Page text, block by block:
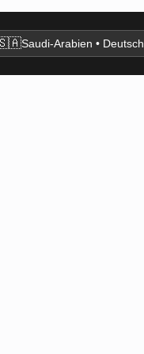
Saudi-Arabien • Deutsch